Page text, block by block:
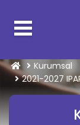
Kurumsal
2021-2027